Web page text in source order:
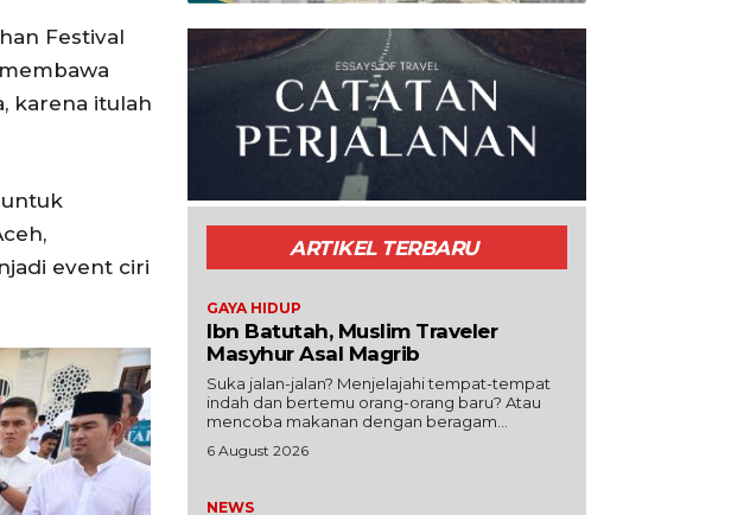
Pers
Festival
karena itulah
event ciri
ARTIKEL TERBARU
GAYA HIDUP
Ibn Batutah, Muslim Traveler
Masyhur Asal Magrib
Suka jalan-jalan? Menjelajahi tempat-tempat
indah dan bertemu orang-orang baru? Atau
mencoba makanan dengan beragam...
6 August 2026
NEWS